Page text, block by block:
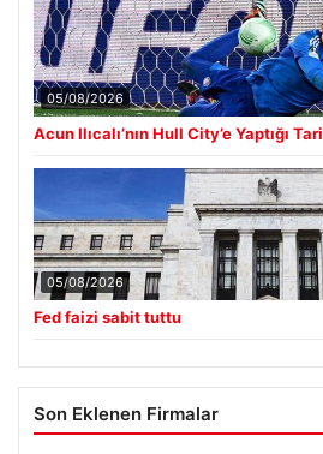
05/08/2026
Acun Ilıcalı’nın Hull City’e Yaptığı
05/08/2026
Fed faizi sabit tuttu
Son Eklenen Firmalar